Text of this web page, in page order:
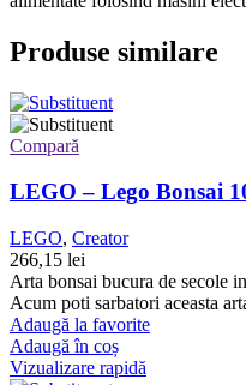
Produse similare
Compară
LEGO – Lego Bonsai
LEGO, Creator
266,15 lei
Arta bonsai bucura de secole
Acum poti sarbatori aceasta
Adaugă la favorite
Adaugă în coș
Vizualizare rapidă